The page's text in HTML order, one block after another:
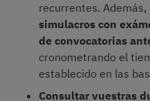
recurrentes.
simulacros con
de convocatorias
cronometrando el
establecido en las
Consultar vuestras